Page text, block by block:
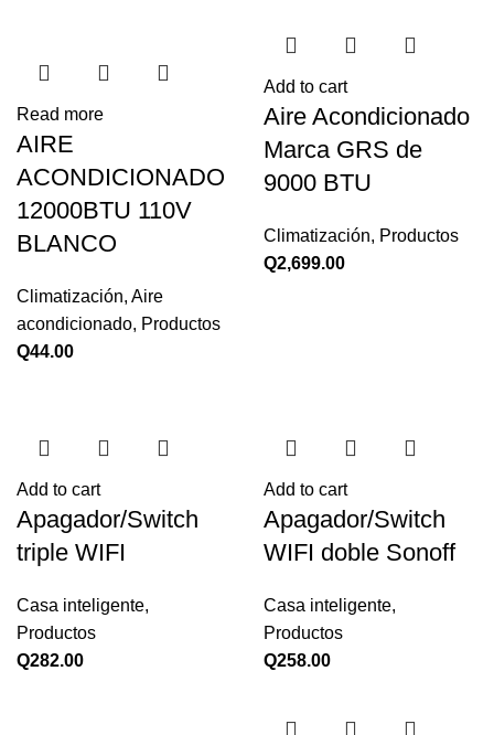
Read more
AIRE
ACONDICIONADO
12000BTU 110V
BLANCO
Climatización, Aire
acondicionado, Productos
Q44.00
Add to cart
Aire Acondicionado
Marca GRS de
9000 BTU
Climatización, Productos
Q2,699.00
Add to cart
Apagador/Switch
triple WIFI
Casa inteligente,
Productos
Q282.00
Add to cart
Apagador/Switch
WIFI doble Sonoff
Casa inteligente,
Productos
Q258.00